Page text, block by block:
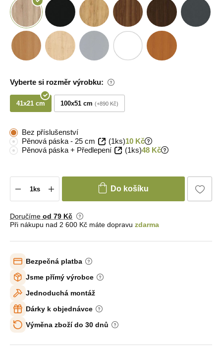
Vyberte si rozměr výrobku:
41x21 cm 100x51 cm +890 Kč
Bez příslušenství
Pěnová páska - 25 cm
(1ks)10 Kč
Pěnová páska + Předlepení
(1ks)48 Kč
Do košíku
Doručíme od 79 Kč
Při nákupu nad 2 600 Kč máte dopravu zdarma
Bezpečná platba
Jsme přímý výrobce
Jednoduchá montáž
Dárky k objednávce
Výměna zboží do 30 dnů